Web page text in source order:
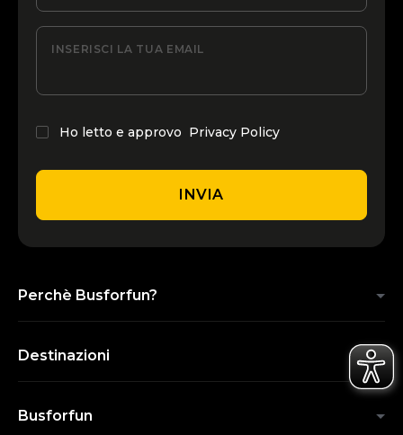
INSERISCI LA TUA EMAIL
Ho letto e approvo Privacy Policy
INVIA
Perchè Busforfun?
Destinazioni
Busforfun